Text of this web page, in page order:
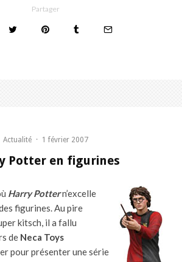
Partager
Actualité · 1 février 2007
Potter en figurines
Harry Pottern’excelle
figurines. Au pire
kitsch, il a fallu
de Neca Toys
pour présenter une série